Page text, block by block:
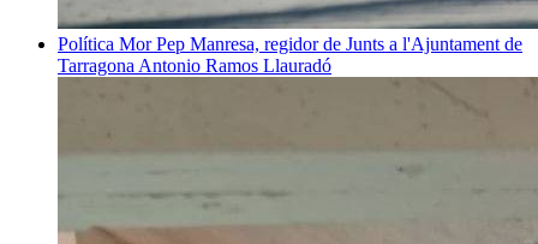
Política Mor Pep Manresa, regidor de Junts a l'Ajuntament de
Tarragona Antonio Ramos Llauradó